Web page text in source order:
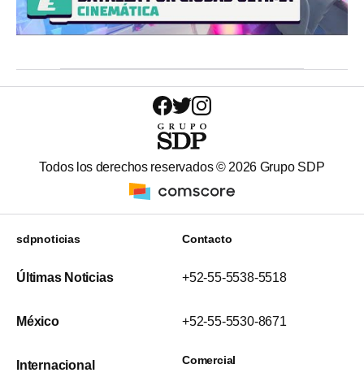
Todos los derechos reservados © 2026 Grupo SDP
sdpnoticias
Últimas Noticias
México
Internacional
Contacto
+52-55-5538-5518
+52-55-5530-8671
Comercial